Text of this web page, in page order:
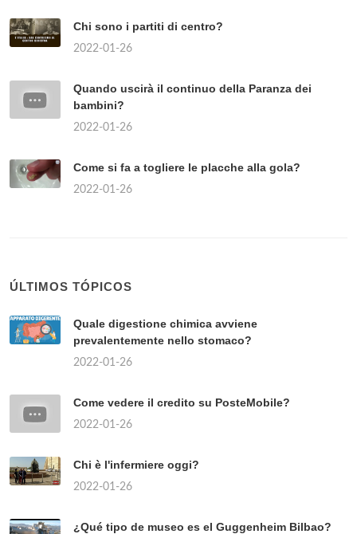
Chi sono i partiti di centro?
2022-01-26
Quando uscirà il continuo della Paranza dei
bambini?
2022-01-26
Come si fa a togliere le placche alla gola?
2022-01-26
ÚLTIMOS TÓPICOS
Quale digestione chimica avviene
prevalentemente nello stomaco?
2022-01-26
Come vedere il credito su PosteMobile?
2022-01-26
Chi è l'infermiere oggi?
2022-01-26
¿Qué tipo de museo es el Guggenheim Bilbao?